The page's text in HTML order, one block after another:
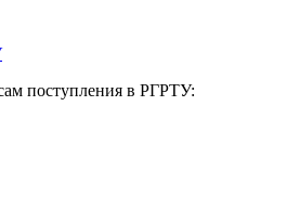
поступления в РГРТУ: